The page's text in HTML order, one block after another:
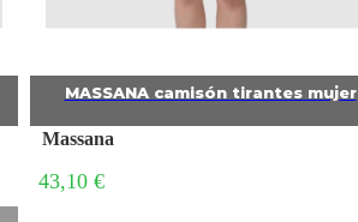
MASSANA camisón tirantes mujer
Massana
43,10 €